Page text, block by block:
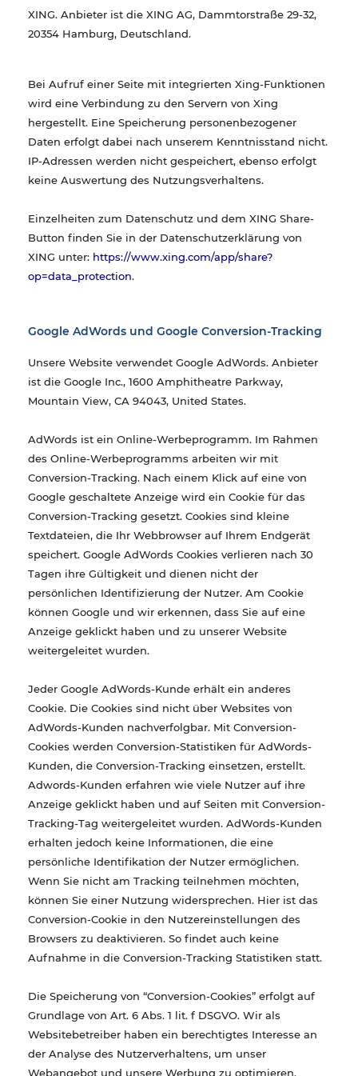
XING. Anbieter ist die XING AG, Dammtorstraße 29-32,
20354 Hamburg, Deutschland.
Bei Aufruf einer Seite mit integrierten Xing-Funktionen
wird eine Verbindung zu den Servern von Xing
hergestellt. Eine Speicherung personenbezogener
Daten erfolgt dabei nach unserem Kenntnisstand nicht.
IP-Adressen werden nicht gespeichert, ebenso erfolgt
keine Auswertung des Nutzungsverhaltens.
Einzelheiten zum Datenschutz und dem XING Share-
Button finden Sie in der Datenschutzerklärung von
XING unter: https://www.xing.com/app/share?
op=data_protection.
Google AdWords und Google Conversion-Tracking
Unsere Website verwendet Google AdWords. Anbieter
ist die Google Inc., 1600 Amphitheatre Parkway,
Mountain View, CA 94043, United States.
AdWords ist ein Online-Werbeprogramm. Im Rahmen
des Online-Werbeprogramms arbeiten wir mit
Conversion-Tracking. Nach einem Klick auf eine von
Google geschaltete Anzeige wird ein Cookie für das
Conversion-Tracking gesetzt. Cookies sind kleine
Textdateien, die Ihr Webbrowser auf Ihrem Endgerät
speichert. Google AdWords Cookies verlieren nach 30
Tagen ihre Gültigkeit und dienen nicht der
persönlichen Identifizierung der Nutzer. Am Cookie
können Google und wir erkennen, dass Sie auf eine
Anzeige geklickt haben und zu unserer Website
weitergeleitet wurden.
Jeder Google AdWords-Kunde erhält ein anderes
Cookie. Die Cookies sind nicht über Websites von
AdWords-Kunden nachverfolgbar. Mit Conversion-
Cookies werden Conversion-Statistiken für AdWords-
Kunden, die Conversion-Tracking einsetzen, erstellt.
Adwords-Kunden erfahren wie viele Nutzer auf ihre
Anzeige geklickt haben und auf Seiten mit Conversion-
Tracking-Tag weitergeleitet wurden. AdWords-Kunden
erhalten jedoch keine Informationen, die eine
persönliche Identifikation der Nutzer ermöglichen.
Wenn Sie nicht am Tracking teilnehmen möchten,
können Sie einer Nutzung widersprechen. Hier ist das
Conversion-Cookie in den Nutzereinstellungen des
Browsers zu deaktivieren. So findet auch keine
Aufnahme in die Conversion-Tracking Statistiken statt.
Die Speicherung von “Conversion-Cookies” erfolgt auf
Grundlage von Art. 6 Abs. 1 lit. f DSGVO. Wir als
Websitebetreiber haben ein berechtigtes Interesse an
der Analyse des Nutzerverhaltens, um unser
Webangebot und unsere Werbung zu optimieren.